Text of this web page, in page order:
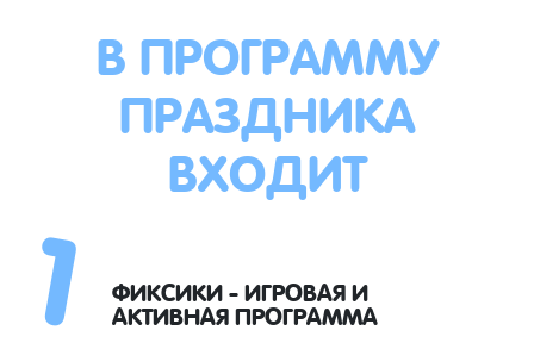
В ПРОГРАММУ
ПРАЗДНИКА
ВХОДИТ
ФИКСИКИ - ИГРОВАЯ И
АКТИВНАЯ ПРОГРАММА